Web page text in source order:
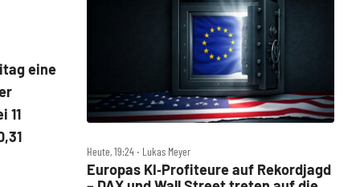
eine
11
Heute, 19:24 ‧ Lukas Meyer
Europas KI‑Profiteure auf Rekordjagd